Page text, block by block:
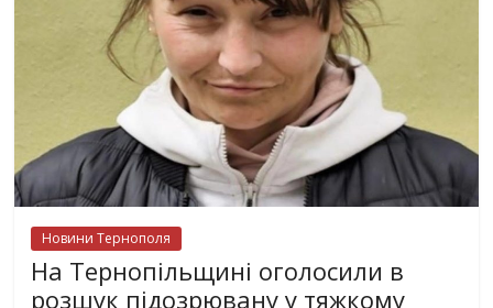
Новини Тернополя
На Тернопільщині оголосили в
розшук підозрювану у тяжкому